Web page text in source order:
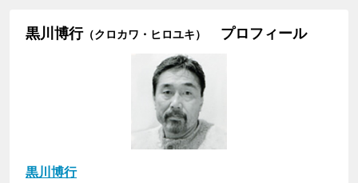
黒川博行（クロカワ・ヒロユキ） プロフィール
黒川博行